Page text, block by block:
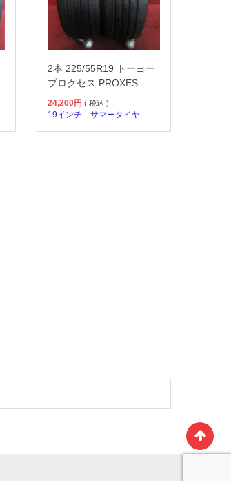
2本 225/55R19 トーヨー
プロクセス PROXES
24,200円 ( 税込 )
19インチ サマータイヤ